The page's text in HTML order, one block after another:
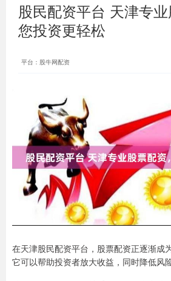
股民配资平台 天津专
您投资更轻松
平台：股牛网配资
在天津股民配资平台，股票配资正逐渐成
它可以帮助投资者放大收益，同时降低风险